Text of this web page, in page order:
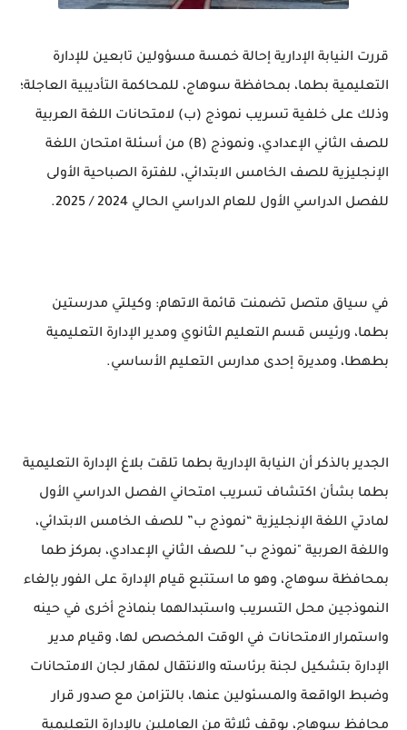
قررت النيابة الإدارية إحالة خمسة مسؤولين تابعين للإدارة
التعليمية بطما، بمحافظة سوهاج، للمحاكمة التأديبية العاجلة؛
وذلك على خلفية تسريب نموذج (ب) لامتحانات اللغة العربية
للصف الثاني الإعدادي، ونموذج (B) من أسئلة امتحان اللغة
الإنجليزية للصف الخامس الابتدائي، للفترة الصباحية الأولى
للفصل الدراسي الأول للعام الدراسي الحالي 2024 / 2025.
في سياق متصل تضمنت قائمة الاتهام: وكيلتي مدرستين
بطما، ورئيس قسم التعليم الثانوي ومدير الإدارة التعليمية
بطهطا، ومديرة إحدى مدارس التعليم الأساسي.
الجدير بالذكر أن النيابة الإدارية بطما تلقت بلاغ الإدارة التعليمية
بطما بشأن اكتشاف تسريب امتحاني الفصل الدراسي الأول
لمادتي اللغة الإنجليزية “نموذج ب” للصف الخامس الابتدائي،
واللغة العربية "نموذج ب" للصف الثاني الإعدادي، بمركز طما
بمحافظة سوهاج، وهو ما استتبع قيام الإدارة على الفور بإلغاء
النموذجين محل التسريب واستبدالهما بنماذج أخرى في حينه
واستمرار الامتحانات في الوقت المخصص لها، وقيام مدير
الإدارة بتشكيل لجنة برئاسته والانتقال لمقار لجان الامتحانات
وضبط الواقعة والمسئولين عنها، بالتزامن مع صدور قرار
محافظ سوهاج، بوقف ثلاثة من العاملين بالإدارة التعليمية